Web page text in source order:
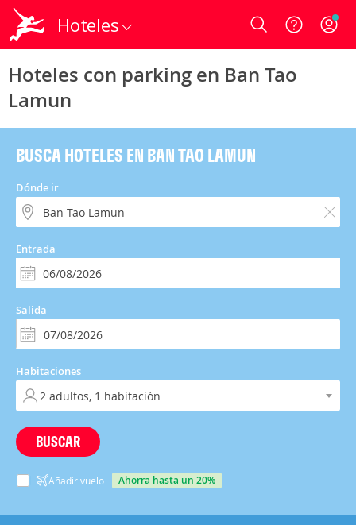
Hoteles Login
Hoteles con parking en Ban Tao
Lamun
BUSCA HOTELES EN BAN TAO LAMUN
Dónde ir
Entrada
Salida
Habitaciones
BUSCAR
Añadir vuelo ahorra hasta un 20%